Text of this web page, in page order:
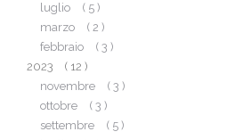
luglio
( 5 )
marzo
( 2 )
febbraio
( 3 )
2023
( 12 )
novembre
( 3 )
ottobre
( 3 )
settembre
( 5 )